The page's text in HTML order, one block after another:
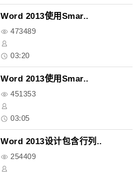
Word 2013使用Smar..
473489
03:20
Word 2013使用Smar..
451353
03:05
Word 2013设计包含行列..
254409